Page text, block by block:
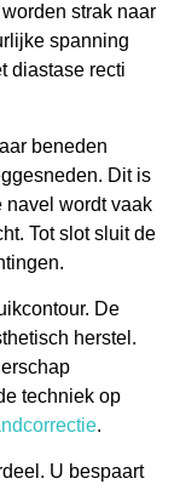
strak naar
spanning
diastase recti
beneden
Dit is
navel wordt vaak
Tot slot sluit de
De
herstel.
techniek op
.
U bespaart